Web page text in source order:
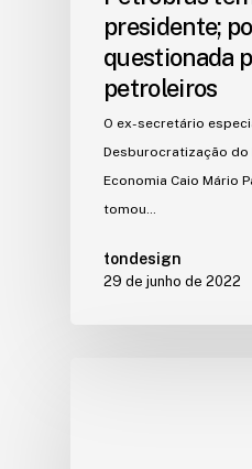
presidente;
questionada
petroleiros
O ex-secretário
Desburocratização do
Economia Caio Mário
tomou…
tondesign
29 de junho de 2022